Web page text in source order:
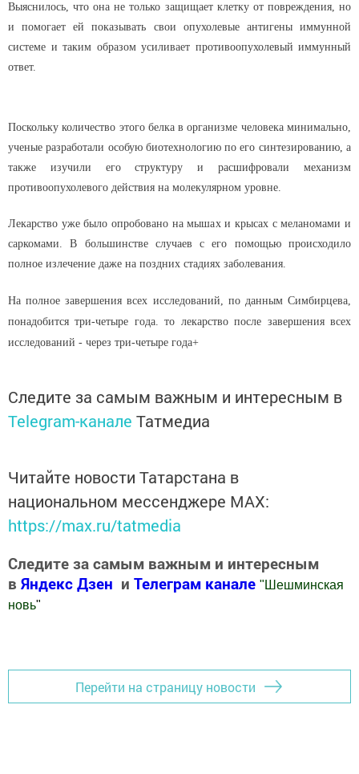
Выяснилось, что она не только защищает клетку от повреждения, но
и помогает ей показывать свои опухолевые антигены иммунной
системе и таким образом усиливает противоопухолевый иммунный
ответ.
Поскольку количество этого белка в организме человека минимально,
ученые разработали особую биотехнологию по его синтезированию, а
также изучили его структуру и расшифровали механизм
противоопухолевого действия на молекулярном уровне.
Лекарство уже было опробовано на мышах и крысах с меланомами и
саркомами. В большинстве случаев с его помощью происходило
полное излечение даже на поздних стадиях заболевания.
На полное завершения всех исследований, по данным Симбирцева,
понадобится три-четыре года.то лекарство после завершения всех
исследований - через три-четыре года+
Следите за самым важным и интересным в
Telegram-канале Татмедиа
Читайте новости Татарстана в
национальном мессенджере MАХ:
https://max.ru/tatmedia
Следите за самым важным и интересным
в Яндекс Дзен и Телеграм канале "Шешминская
новь"
Перейти на страницу новости